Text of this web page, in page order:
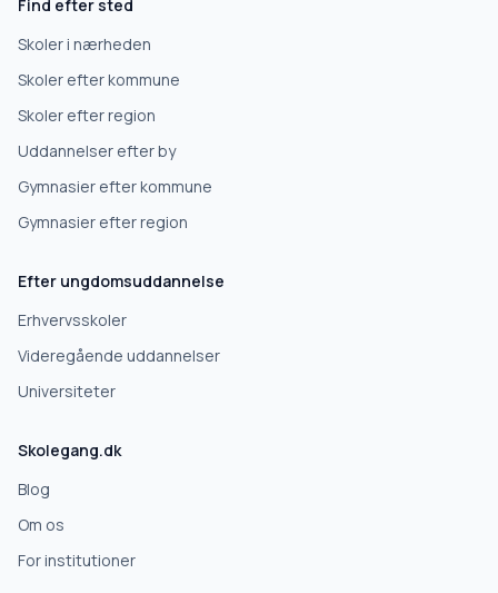
Find efter sted
Skoler i nærheden
Skoler efter kommune
Skoler efter region
Uddannelser efter by
Gymnasier efter kommune
Gymnasier efter region
Efter ungdomsuddannelse
Erhvervsskoler
Videregående uddannelser
Universiteter
Skolegang.dk
Blog
Om os
For institutioner